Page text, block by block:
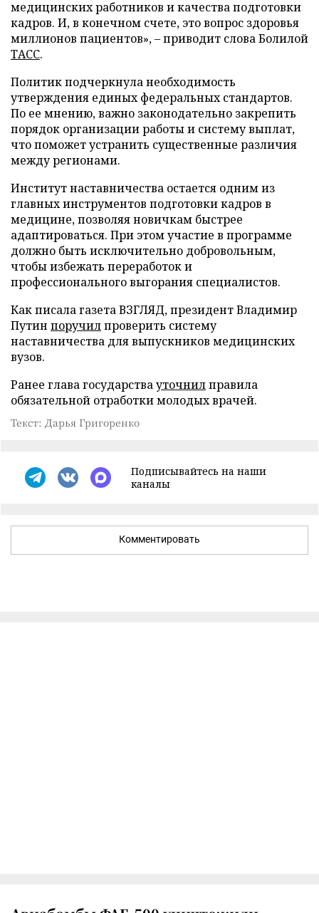
медицинских работников и качества подготовки
кадров. И, в конечном счете, это вопрос здоровья
миллионов пациентов», – приводит слова Болилой
ТАСС.
Политик подчеркнула необходимость
утверждения единых федеральных стандартов.
По ее мнению, важно законодательно закрепить
порядок организации работы и систему выплат,
что поможет устранить существенные различия
между регионами.
Институт наставничества остается одним из
главных инструментов подготовки кадров в
медицине, позволяя новичкам быстрее
адаптироваться. При этом участие в программе
должно быть исключительно добровольным,
чтобы избежать переработок и
профессионального выгорания специалистов.
Как писала газета ВЗГЛЯД, президент Владимир
Путин поручилпроверить систему
наставничества для выпускников медицинских
вузов.
Ранее глава государствауточнилправила
обязательной отработки молодых врачей.
Текст: Дарья Григоренко
Подписывайтесь на наши
каналы
Комментировать